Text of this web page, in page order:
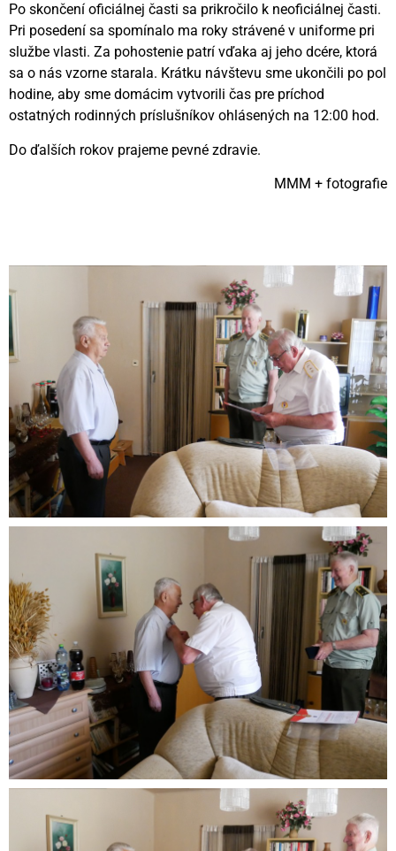
Po skončení oficiálnej časti sa prikročilo k neoficiálnej časti.
Pri posedení sa spomínalo ma roky strávené v uniforme pri
službe vlasti. Za pohostenie patrí vďaka aj jeho dcére, ktorá
sa o nás vzorne starala. Krátku návštevu sme ukončili po pol
hodine, aby sme domácim vytvorili čas pre príchod
ostatných rodinných príslušníkov ohlásených na 12:00 hod.
Do ďalších rokov prajeme pevné zdravie.
MMM + fotografie